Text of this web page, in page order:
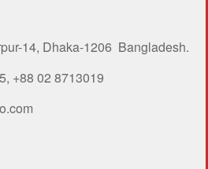
14, Dhaka-1206 Bangladesh.
+88 02 8713019